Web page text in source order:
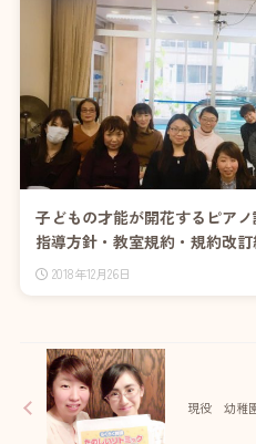
子どもの才能が開花するピアノ
指導方針・教室規約・規約改
2018年12月26日
現役 幼稚